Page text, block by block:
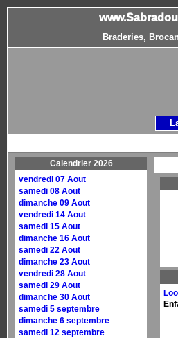
Braderies,
Calendrier 2026
vendredi 07 Aout
samedi 08 Aout
dimanche 09 Aout
vendredi 14 Aout
samedi 15 Aout
dimanche 16 Aout
samedi 22 Aout
dimanche 23 Aout
vendredi 28 Aout
samedi 29 Aout
dimanche 30 Aout
samedi 5 septembre
dimanche 6 septembre
samedi 12 septembre